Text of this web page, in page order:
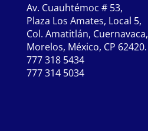
Av. Cuauhtémoc # 53,
Plaza Los Amates, Local 5,
Col. Amatitlán, Cuernavaca,
Morelos, México, CP 62420.
777 318 5434
777 314 5034